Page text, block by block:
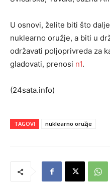
U osnovi, želite biti što
nuklearno oružje, a biti u
održavati poljoprivreda za
gladovati, prenosi n1.
(24sata.info)
TAGOVI nuklearno oružje